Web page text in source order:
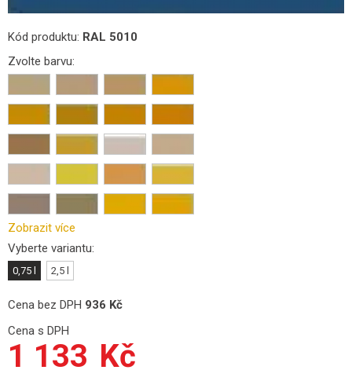
Kód produktu: RAL 5010
Zvolte barvu:
Zobrazit více
Vyberte variantu:
0,75 l 2,5 l
Cena bez DPH 936 Kč
Cena s DPH
1 133 Kč